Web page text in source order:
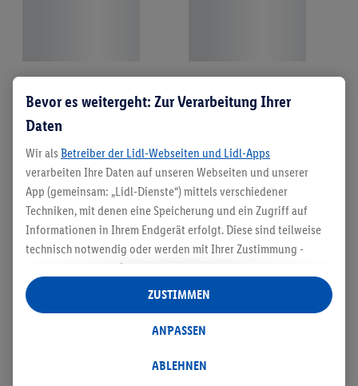
Bevor es weitergeht: Zur Verarbeitung Ihrer
Daten
Wir als Betreiber der Lidl-Webseiten und Lidl-Apps
verarbeiten Ihre Daten auf unseren Webseiten und unserer
App (gemeinsam: „Lidl-Dienste“) mittels verschiedener
Techniken, mit denen eine Speicherung und ein Zugriff auf
Informationen in Ihrem Endgerät erfolgt. Diese sind teilweise
technisch notwendig oder werden mit Ihrer Zustimmung -
auch durch Partner (u.a.
Verantwortliche; im Zusammenhang mit dem IAB TCF
insgesamt
Statistik-Erstellung oder für personalisierte Werbung
Datenverarbeitungen für personalisierte Werbung werden
ABLEHNEN
ANPASSEN
ZUSTIMMEN